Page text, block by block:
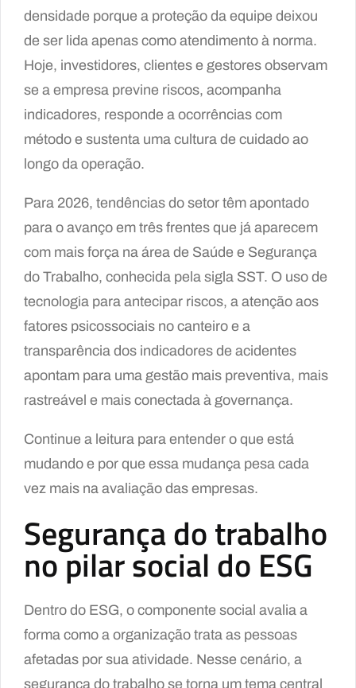
densidade porque a proteção da equipe deixou
de ser lida apenas como atendimento à norma.
Hoje, investidores, clientes e gestores observam
se a empresa previne riscos, acompanha
indicadores, responde a ocorrências com
método e sustenta uma cultura de cuidado ao
longo da operação.
Para 2026, tendências do setor têm apontado
para o avanço em três frentes que já aparecem
com mais força na área de Saúde e Segurança
do Trabalho, conhecida pela sigla SST. O uso de
tecnologia para antecipar riscos, a atenção aos
fatores psicossociais no canteiro e a
transparência dos indicadores de acidentes
apontam para uma gestão mais preventiva, mais
rastreável e mais conectada à governança.
Continue a leitura para entender o que está
mudando e por que essa mudança pesa cada
vez mais na avaliação das empresas.
Segurança do trabalho
no pilar social do ESG
Dentro do ESG, o componente social avalia a
forma como a organização trata as pessoas
afetadas por sua atividade. Nesse cenário, a
segurança do trabalho se torna um tema central